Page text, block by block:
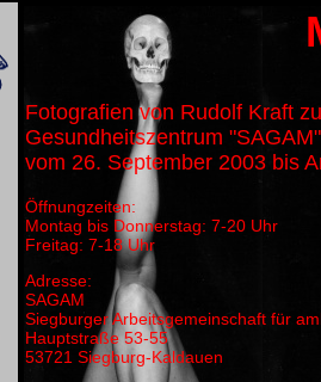
Fotografien von Rudolf Kraft
Gesundheitszentrum "SAGAM"
vom 26. September 2003 bis
Öffnungzeiten:
Montag bis Donnerstag: 7-20 Uhr
Freitag: 7-18 Uhr
Adresse:
SAGAM
Siegburger Arbeitsgemeinschaft für
Hauptstraße 53-55
53721 Siegburg-Kaldauen